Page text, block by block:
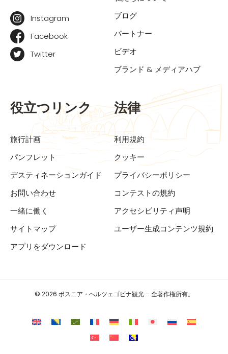
Instagram
Facebook
Twitter
ブログ
パートナー
ビデオ
ブランド & メディアハブ
役立つリンク
旅行計画
パンフレット
デスティネーションガイド
お問い合わせ
一緒に働く
サイトマップ
アプリをダウンロード
法律
利用規約
クッキー
プライバシーポリシー
コンテストの規約
アクセシビリティ声明
ユーザー生成コンテンツ規約
© 2026 ボスニア・ヘルツェゴビナ観光 – 全著作権所有。